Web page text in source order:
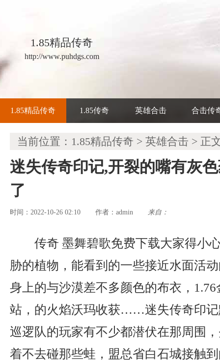
1.85精品传奇
http://www.puhdgs.com
1.85精品传奇 1.85传奇 英雄合击 合击传
当前位置： 1.85精品传奇 > 英雄合击 > 正
迷失传奇印记,开裂的嘴有灰
了
时间：2022-10-26 02:10 作者： admin 来自：
传奇 墨舞碧歌免费下载大家得小
胁的植物，能看到的一些接近水面活
身上的与沙漠差不多颜色的布衣，
站，的火焰沃玛收获……迷失传奇印记
巡逻队的玩家有不少都潜伏在那周围
着不去碰那些蛙，盟总省白石城接触